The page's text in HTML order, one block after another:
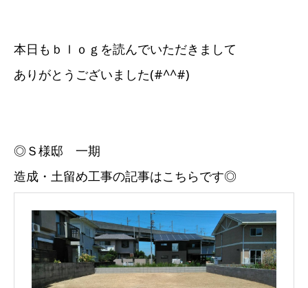
本日もｂｌｏｇを読んでいただきまして
ありがとうございました(#^^#)
◎Ｓ様邸 一期
造成・土留め工事の記事はこちらです◎